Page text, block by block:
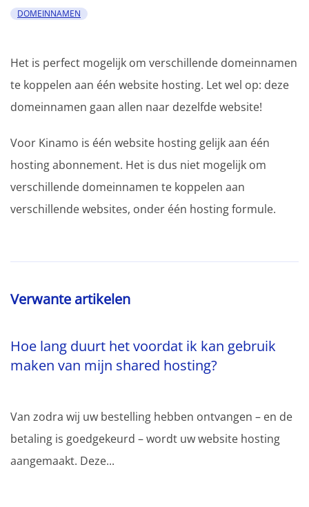
DOMEINNAMEN
Het is perfect mogelijk om verschillende domeinnamen
te koppelen aan één website hosting. Let wel op: deze
domeinnamen gaan allen naar dezelfde website!
Voor Kinamo is één website hosting gelijk aan één
hosting abonnement. Het is dus niet mogelijk om
verschillende domeinnamen te koppelen aan
verschillende websites, onder één hosting formule.
Verwante artikelen
Hoe lang duurt het voordat ik kan gebruik
maken van mijn shared hosting?
Van zodra wij uw bestelling hebben ontvangen – en de
betaling is goedgekeurd – wordt uw website hosting
aangemaakt. Deze...